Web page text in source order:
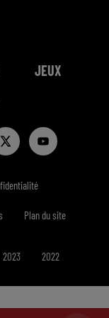
JEUX
Plan du site
2023 2022